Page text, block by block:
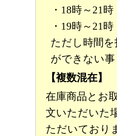
・18時～21時
・19時～21時
ただし時間
ができない
【複数混在】
在庫商品とお
文いただいた
ただいており